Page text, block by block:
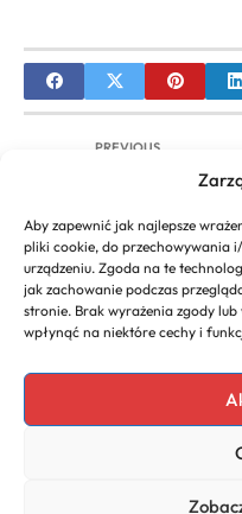
Aby zapewnić jak najlepsze
pliki cookie, do przechowywania
urządzeniu. Zgoda na te
jak zachowanie podczas
stronie. Brak wyrażenia zgody
wpłynąć na niektóre cechy i
PREVIOUS
Eleganckie
Fale
Copyright 2026. All rights